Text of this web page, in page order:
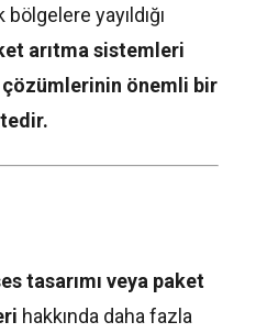
yayıldığı
arıtma sistemleri
çözümlerinin önemli bir
tasarımı veya paket
hakkında daha fazla